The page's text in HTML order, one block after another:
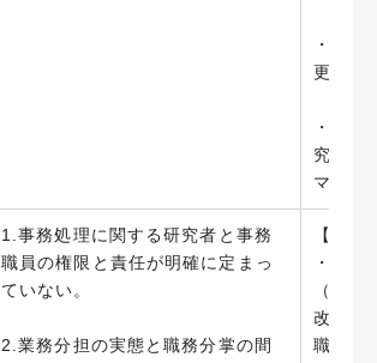
・研
更なる
・研
究者へ
マニュ
1.事務処理に関する研究者と事務
職員の権限と責任が明確に定まっ
ていない。
2.業務分担の実態と職務分掌の間
【実施
・「
（
改訂）
職務の